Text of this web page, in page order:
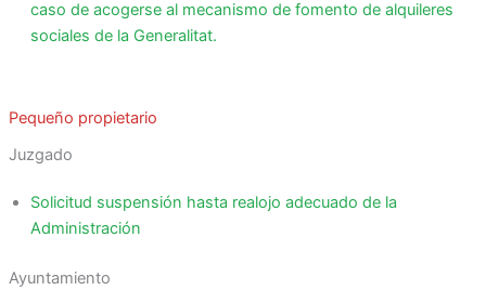
caso de acogerse al mecanismo de fomento de alquileres
sociales de la Generalitat.
Pequeño propietario
Juzgado
Solicitud suspensión hasta realojo adecuado de la
Administración
Ayuntamiento